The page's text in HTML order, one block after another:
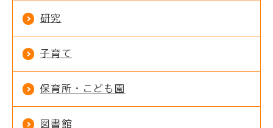
研究
子育て
保育所・こども園
図書館